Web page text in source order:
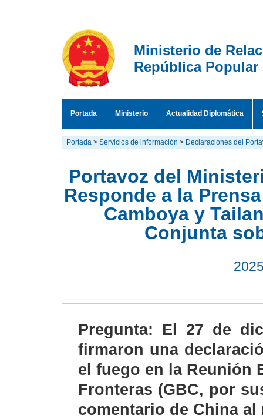
Ministerio de
República Popular
Portada Ministerio Actualidad Diplomática
Portada > Servicios de información > Declaraciones del
Portavoz del
Responde a la
Camboya y
Conjunta
Pregunta: El 27 de
firmaron una
el fuego en la Reunión
Fronteras (GBC, por
comentario de China al